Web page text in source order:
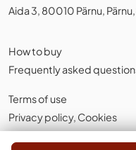
Aida 3, 80010 Pärnu,
How to buy
Frequently asked
Terms of use
Privacy policy, Cookies